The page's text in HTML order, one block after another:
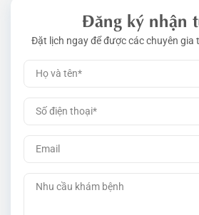
Đăng ký nhận
Đặt lịch ngay để được các chuyên gia